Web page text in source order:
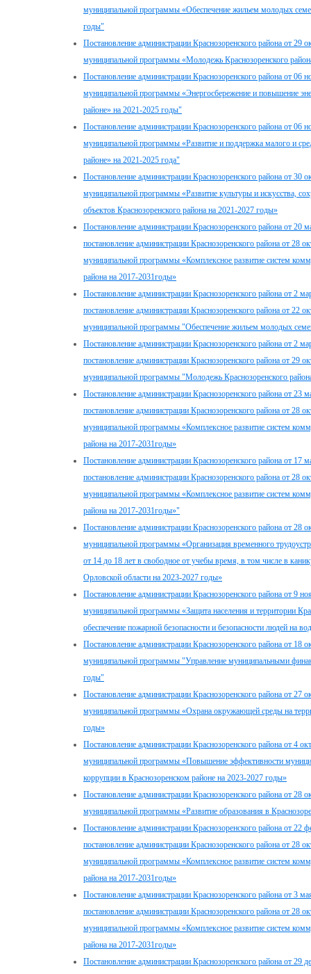
муниципальной программы «Обеспечение жильем молодых
годы"
Постановление администрации Краснозоренского района от
муниципальной программы «Молодежь Краснозоренского
Постановление администрации Краснозоренского района от 06
муниципальной программы «Энергосбережение и повышение
районе» на 2021-2025 годы"
Постановление администрации Краснозоренского района от
муниципальной программы «Развитие и поддержка малого и
районе» на 2021-2025 года"
Постановление администрации Краснозоренского района от
муниципальной программы «Развитие культуры и искусства,
объектов Краснозоренского района на 2021-2027 годы»
Постановление администрации Краснозоренского района от
постановление администрации Краснозоренского района от 28
муниципальной программы «Комплексное развитие систем
района на 2017-2031годы»
Постановление администрации Краснозоренского района от 2
постановление администрации Краснозоренского района от
муниципальной программы "Обеспечение жильем молодых
Постановление администрации Краснозоренского района от 2
постановление администрации Краснозоренского района от 29
муниципальной программы "Молодежь Краснозоренского
Постановление администрации Краснозоренского района от
постановление администрации Краснозоренского района от 28
муниципальной программы «Комплексное развитие систем
района на 2017-2031годы»
Постановление администрации Краснозоренского района от
постановление администрации Краснозоренского района от 28
муниципальной программы «Комплексное развитие систем
района на 2017-2031годы»"
Постановление администрации Краснозоренского района от
муниципальной программы «Организация временного
от 14 до 18 лет в свободное от учебы время, в том числе в
Орловской области на 2023-2027 годы»
Постановление администрации Краснозоренского района от 9
муниципальной программы «Защита населения и территории
обеспечение пожарной безопасности и безопасности людей на
Постановление администрации Краснозоренского района от
муниципальной программы "Управление муниципальными
годы"
Постановление администрации Краснозоренского района от
муниципальной программы «Охрана окружающей среды на
годы»
Постановление администрации Краснозоренского района от 4
муниципальной программы «Повышение эффективности
коррупции в Краснозоренском районе на 2023-2027 годы»
Постановление администрации Краснозоренского района от
муниципальной программы «Развитие образования в
Постановление администрации Краснозоренского района от
постановление администрации Краснозоренского района от 28
муниципальной программы «Комплексное развитие систем
района на 2017-2031годы»
Постановление администрации Краснозоренского района от 3
постановление администрации Краснозоренского района от 28
муниципальной программы «Комплексное развитие систем
района на 2017-2031годы»
Постановление администрации Краснозоренского района от